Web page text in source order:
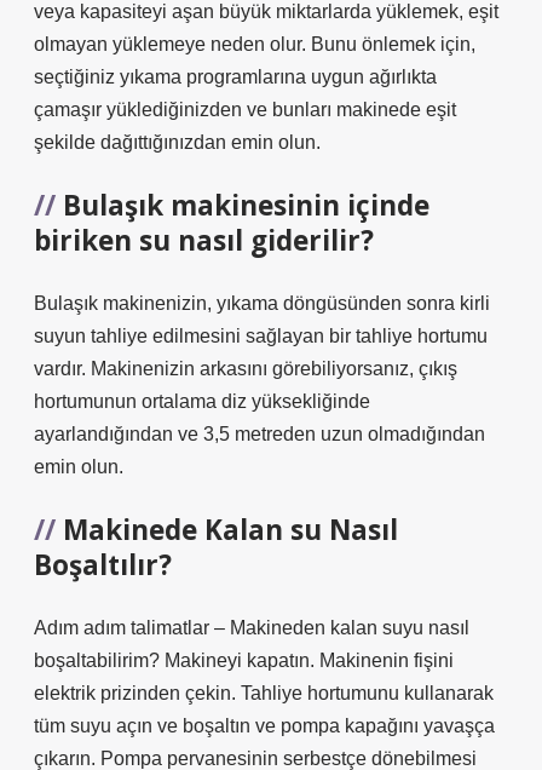
veya kapasiteyi aşan büyük miktarlarda yüklemek, eşit
olmayan yüklemeye neden olur. Bunu önlemek için,
seçtiğiniz yıkama programlarına uygun ağırlıkta
çamaşır yüklediğinizden ve bunları makinede eşit
şekilde dağıttığınızdan emin olun.
Bulaşık makinesinin içinde
biriken su nasıl giderilir?
Bulaşık makinenizin, yıkama döngüsünden sonra kirli
suyun tahliye edilmesini sağlayan bir tahliye hortumu
vardır. Makinenizin arkasını görebiliyorsanız, çıkış
hortumunun ortalama diz yüksekliğinde
ayarlandığından ve 3,5 metreden uzun olmadığından
emin olun.
Makinede Kalan su Nasıl
Boşaltılır?
Adım adım talimatlar – Makineden kalan suyu nasıl
boşaltabilirim? Makineyi kapatın. Makinenin fişini
elektrik prizinden çekin. Tahliye hortumunu kullanarak
tüm suyu açın ve boşaltın ve pompa kapağını yavaşça
çıkarın. Pompa pervanesinin serbestçe dönebilmesi